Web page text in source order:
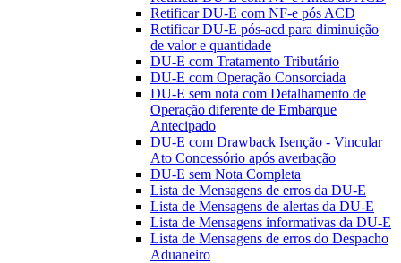
Retificar DU-E com NF-e pós ACD
Retificar DU-E pós-acd para diminuição
de valor e quantidade
DU-E com Tratamento Tributário
DU-E com Operação Consorciada
DU-E sem nota com Detalhamento de
Operação diferente de Embarque
Antecipado
DU-E com Drawback Isenção - Vincular
Ato Concessório após averbação
DU-E sem Nota Completa
Lista de Mensagens de erros da DU-E
Lista de Mensagens de alertas da DU-E
Lista de Mensagens informativas da DU-E
Lista de Mensagens de erros do Despacho
Aduaneiro